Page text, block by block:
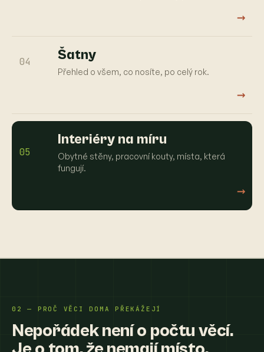
→
04 Šatny
Přehled o všem, co nosíte, po celý rok.
→
05
Interiéry na míru
Obytné stěny, pracovní kouty, místa, která
fungují.
→
02 — PROČ VĚCI DOMA PŘEKÁŽEJÍ
Nepořádek není o počtu věcí.